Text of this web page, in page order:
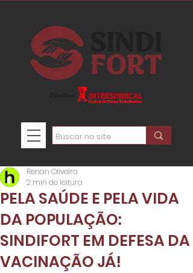
PELA SAÚDE E PELA VIDA
DA POPULAÇÃO:
SINDIFORT EM DEFESA DA
VACINAÇÃO JÁ!
Renan Oliveira
2 min de leitura